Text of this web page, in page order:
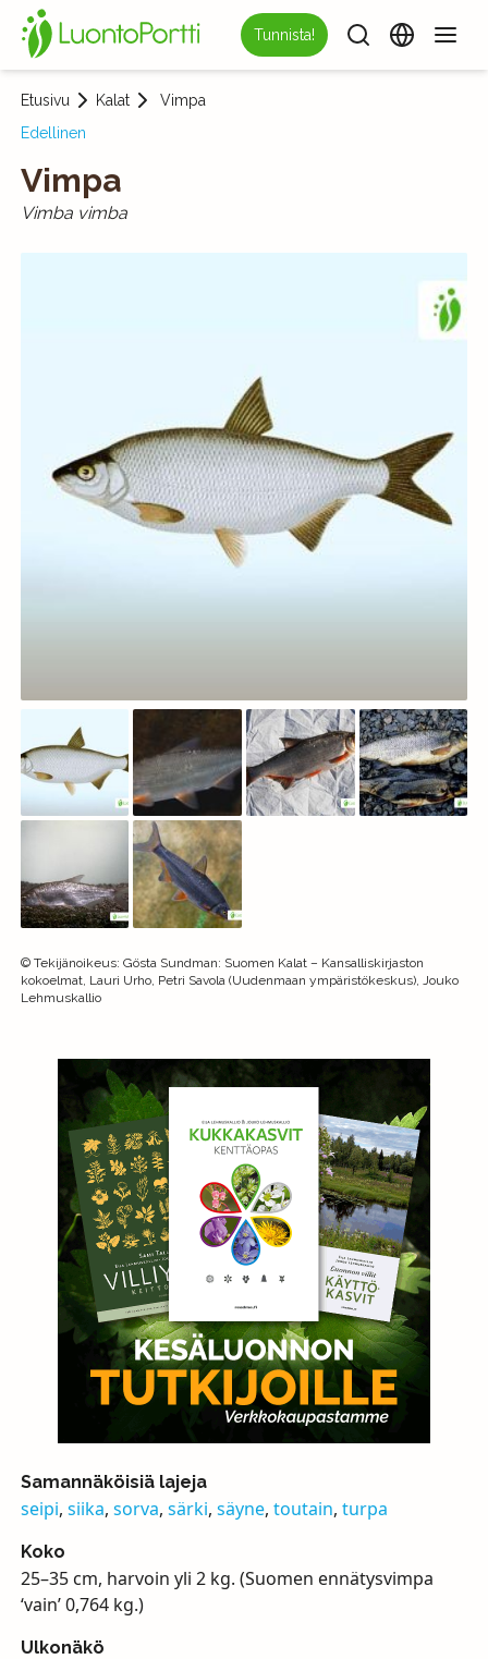
Tunnista!
Etusivu Kalat
Vimpa
Edellinen
Vimpa
Vimba vimba
© Tekijänoikeus: Gösta Sundman: Suomen Kalat – Kansalliskirjaston
kokoelmat, Lauri Urho, Petri Savola (Uudenmaan ympäristökeskus), Jouko
Lehmuskallio
Samannäköisiä lajeja
seipi, siika, sorva, särki, säyne, toutain, turpa
Koko
25–35 cm, harvoin yli 2 kg. (Suomen ennätysvimpa
‘vain’ 0,764 kg.)
Ulkonäkö